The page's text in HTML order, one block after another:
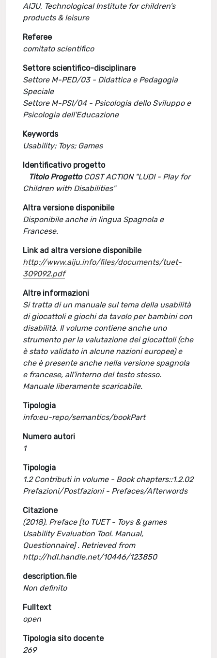
AIJU, Technological Institute for children’s
products & leisure
Referee
comitato scientifico
Settore scientifico-disciplinare
Settore M-PED/03 - Didattica e Pedagogia
Speciale
Settore M-PSI/04 - Psicologia dello Sviluppo e
Psicologia dell'Educazione
Keywords
Usability; Toys; Games
Identificativo progetto
Titolo ProgettoCOST ACTION "LUDI - Play for
Children with Disabilities"
Altra versione disponibile
Disponibile anche in lingua Spagnola e
Francese.
Link ad altra versione disponibile
http://www.aiju.info/files/documents/tuet-
309092.pdf
Altre informazioni
Si tratta di un manuale sul tema della usabilità
di giocattoli e giochi da tavolo per bambini con
disabilità. Il volume contiene anche uno
strumento per la valutazione dei giocattoli (che
è stato validato in alcune nazioni europee) e
che è presente anche nella versione spagnola
e francese, all'interno del testo stesso.
Manuale liberamente scaricabile.
Tipologia
info:eu-repo/semantics/bookPart
Numero autori
1
Tipologia
1.2 Contributi in volume - Book chapters::1.2.02
Prefazioni/Postfazioni - Prefaces/Afterwords
Citazione
(2018). Preface [to TUET - Toys & games
Usability Evaluation Tool. Manual,
Questionnaire] . Retrieved from
http://hdl.handle.net/10446/123850
description.file
Non definito
Fulltext
open
Tipologia sito docente
269